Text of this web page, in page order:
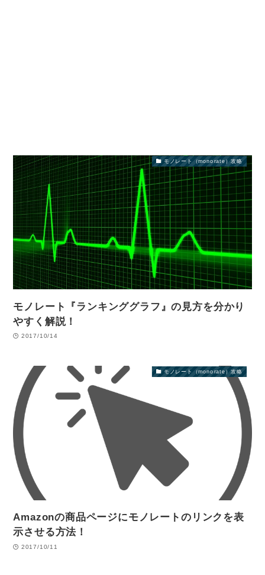
モノレート（monorate）攻略
モノレート『ランキンググラフ』の見方を分かり
やすく解説！
2017/10/14
モノレート（monorate）攻略
Amazonの商品ページにモノレートのリンクを表
示させる方法！
2017/10/11